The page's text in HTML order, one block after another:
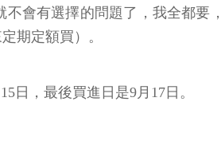
不會有選擇的問題了，我全都
期定額買）。
日，最後買進日是9月17日。